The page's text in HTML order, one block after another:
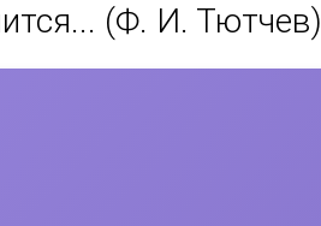
(Ф. И. Тютчев)